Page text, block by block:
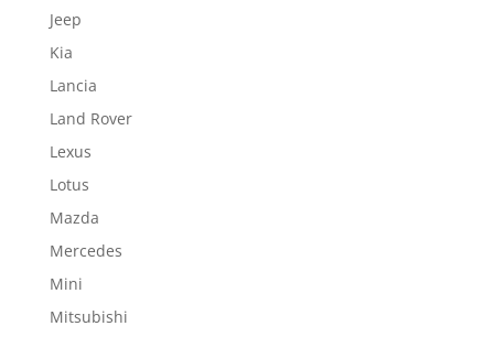
Jeep
Kia
Lancia
Land Rover
Lexus
Lotus
Mazda
Mercedes
Mini
Mitsubishi